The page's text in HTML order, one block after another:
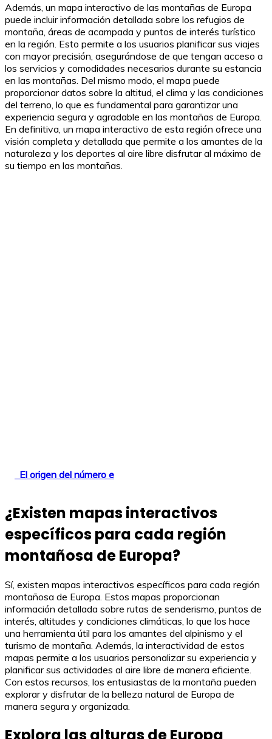
Además, un mapa interactivo de las montañas de Europa
puede incluir información detallada sobre los refugios de
montaña, áreas de acampada y puntos de interés turístico
en la región. Esto permite a los usuarios planificar sus viajes
con mayor precisión, asegurándose de que tengan acceso a
los servicios y comodidades necesarios durante su estancia
en las montañas. Del mismo modo, el mapa puede
proporcionar datos sobre la altitud, el clima y las condiciones
del terreno, lo que es fundamental para garantizar una
experiencia segura y agradable en las montañas de Europa.
En definitiva, un mapa interactivo de esta región ofrece una
visión completa y detallada que permite a los amantes de la
naturaleza y los deportes al aire libre disfrutar al máximo de
su tiempo en las montañas.
El origen del número e
¿Existen mapas interactivos
específicos para cada región
montañosa de Europa?
Sí, existen mapas interactivos específicos para cada región
montañosa de Europa. Estos mapas proporcionan
información detallada sobre rutas de senderismo, puntos de
interés, altitudes y condiciones climáticas, lo que los hace
una herramienta útil para los amantes del alpinismo y el
turismo de montaña. Además, la interactividad de estos
mapas permite a los usuarios personalizar su experiencia y
planificar sus actividades al aire libre de manera eficiente.
Con estos recursos, los entusiastas de la montaña pueden
explorar y disfrutar de la belleza natural de Europa de
manera segura y organizada.
Explora las alturas de Europa